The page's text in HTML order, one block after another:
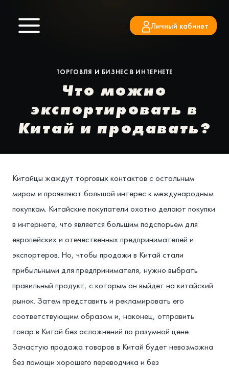
содержимому
Личный кабинет
ТОРГОВЛЯ И БИЗНЕС В ИНТЕРНЕТЕ
Что можно
экспортировать в
Китай и продавать?
Китайцы жаждут торговых контактов с остальным
миром и проявляют большой интерес к международным
покупкам. Китайские покупатели охотно делают покупки
в интернете, что является большим подспорьем для
европейских и отечественных предпринимателей и
экспортеров. Но, чтобы продажи в Китай стали
прибыльными для предпринимателя, нужно выбрать
правильный продукт, с которым он выйдет на китайский
рынок. Затем представить и рекламировать его
соответствующим образом и, наконец, отправить
товар в Китай без осложнений по разумной цене.
Зачастую продажа товаров в Китай будет невозможна
без помощи хорошего переводчика и без